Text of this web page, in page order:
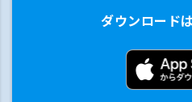
ダウンロード